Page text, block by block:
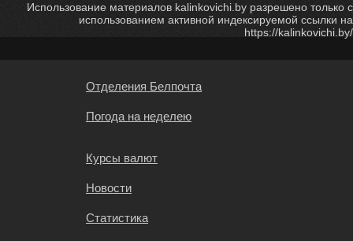
Использование материалов kalinkovichi.by разрешено только с
использованием активной индексируемой ссылки на
https://kalinkovichi.by/
Отделения Белпочта
Погода на неделею
Курсы валют
Новости
Статистика